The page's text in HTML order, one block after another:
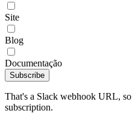
Site
Blog
Documentação
Subscribe
That's a Slack webhook URL,
subscription.